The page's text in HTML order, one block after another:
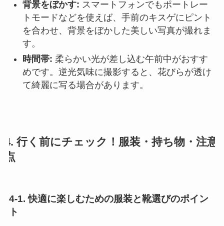
背景をぼかす: スマートフォンでもポートレー
トモードなどを使えば、手前のキスゲにピント
を合わせ、背景をぼかした美しい写真が撮れま
す。
時間帯: 柔らかい光が差し込む午前中がおすす
めです。逆光気味に撮影すると、花びらが透け
て綺麗に写る場合があります。
4. 行く前にチェック！服装・持ち物・注意
点
4-1. 快適に楽しむための服装と靴選びのポイン
ト